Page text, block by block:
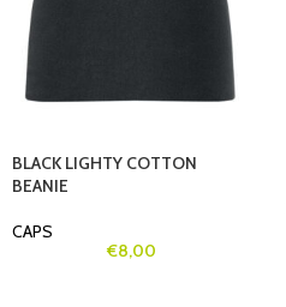
BLACK LIGHTY COTTON
BEANIE
CAPS
€8,00